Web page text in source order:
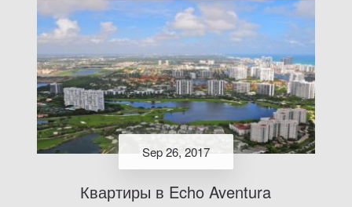
Sep 26, 2017
Квартиры в Echo Aventura